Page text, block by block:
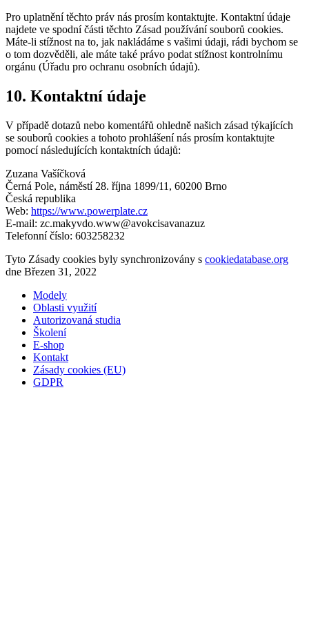
Pro uplatnění těchto práv nás prosím kontaktujte. Kontaktní údaje
najdete ve spodní části těchto Zásad používání souborů cookies.
Máte-li stížnost na to, jak nakládáme s vašimi údaji, rádi bychom se
o tom dozvěděli, ale máte také právo podat stížnost kontrolnímu
orgánu (Úřadu pro ochranu osobních údajů).
10. Kontaktní údaje
V případě dotazů nebo komentářů ohledně našich zásad týkajících
se souborů cookies a tohoto prohlášení nás prosím kontaktujte
pomocí následujících kontaktních údajů:
Zuzana Vašíčková
Černá Pole, náměstí 28. října 1899/11, 60200 Brno
Česká republika
Web: https://www.powerplate.cz
E-mail: zc.makyvdo.www@avokcisavanazuz
Telefonní číslo: 603258232
Tyto Zásady cookies byly synchronizovány s cookiedatabase.org
dne Březen 31, 2022
Modely
Oblasti využití
Autorizovaná studia
Školení
E-shop
Kontakt
Zásady cookies (EU)
GDPR